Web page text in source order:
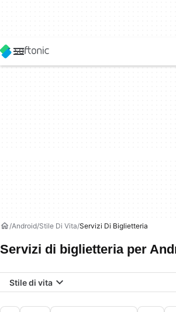
Android Stile Di Vita Servizi Di Biglietteria
Servizi di biglietteria per
Stile di vita